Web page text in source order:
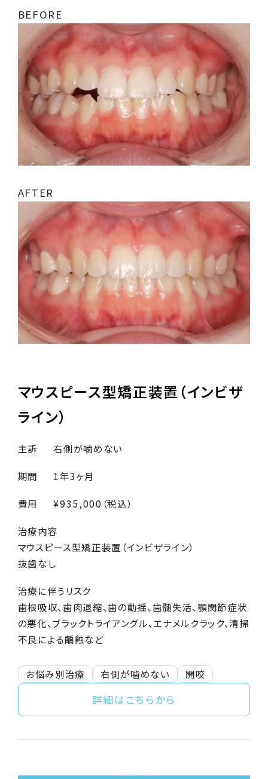
BEFORE
AFTER
マウスピース型矯正装置（インビザ
ライン）
主訴 右側が噛めない
期間 1年3ヶ月
費用 ¥935,000（税込）
治療内容
マウスピース型矯正装置（インビザライン）
抜歯なし
治療に伴うリスク
歯根吸収、歯肉退縮、歯の動揺、歯髄失活、顎関節症状
の悪化、ブラックトライアングル、エナメルクラック、清掃
不良による齲蝕など
お悩み別治療 右側が噛めない 開咬
詳細はこちらから